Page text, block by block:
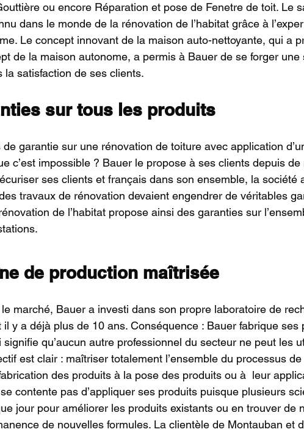
ou encore Réparation et pose de Fenetre de toit. Le
dans le monde de la rénovation de l’habitat grâce à
Le concept innovant de la maison auto-nettoyante, qui a
de la maison autonome, a permis à Bauer de se forger une
la satisfaction de ses clients.
sur tous les produits
de garantie sur une rénovation de toiture avec application
c’est impossible ? Bauer le propose à ses clients depuis
ses clients et français dans son ensemble, la société
travaux de rénovation devaient engendrer de véritables
de l’habitat propose ainsi des garanties sur
de production maîtrisée
marché, Bauer a investi dans son propre laboratoire de
y a déjà plus de 10 ans. Conséquence : Bauer fabrique ses
signifie qu’aucun autre professionnel du secteur ne peut les
est clair : maîtriser totalement l’ensemble du processus
des produits à la pose des produits ou à  leur
se contente pas d’appliquer ses produits puisque plusieurs
jour pour améliorer les produits existants ou en trouver de
de nouvelles formules. La clientèle de Montauban et